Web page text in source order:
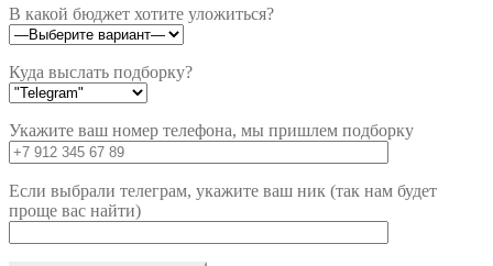
В какой бюджет хотите уложиться?
Куда выслать подборку?
Укажите ваш номер телефона, мы пришлем подборку
Если выбрали телеграм, укажите ваш ник (так нам будет
проще вас найти)